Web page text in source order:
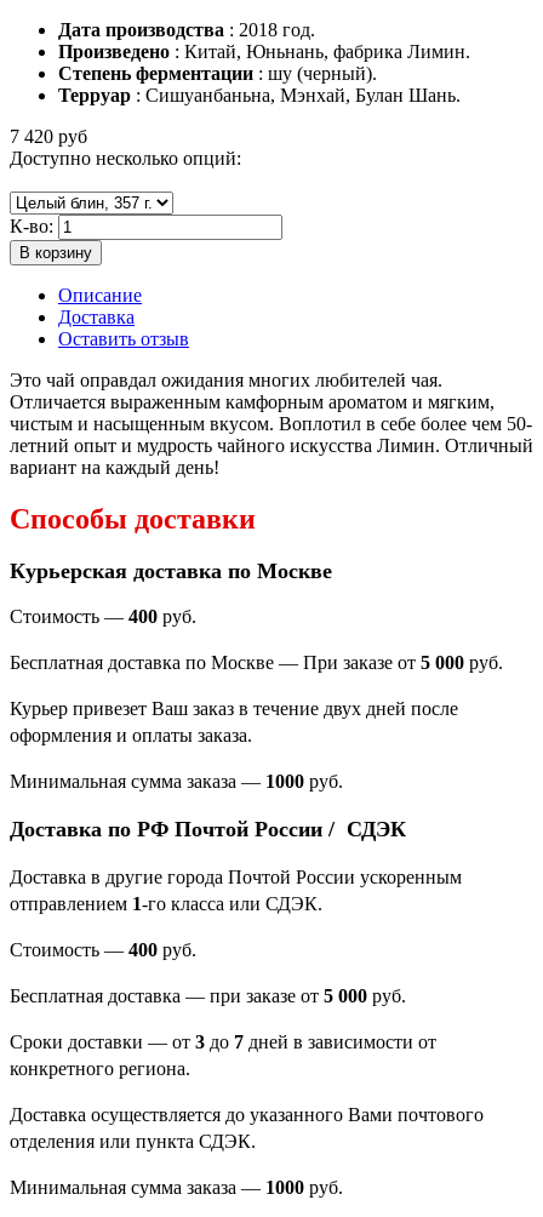
Дата производства : 2018 год.
Произведено : Китай, Юньнань, фабрика Лимин.
Степень ферментации : шу (черный).
Терруар : Сишуанбаньна, Мэнхай, Булан Шань.
7 420 руб
Доступно несколько опций:
К-во:
В корзину
Описание
Доставка
Оставить отзыв
Это чай оправдал ожидания многих любителей чая.
Отличается выраженным камфорным ароматом и мягким,
чистым и насыщенным вкусом. Воплотил в себе более чем 50-
летний опыт и мудрость чайного искусства Лимин. Отличный
вариант на каждый день!
Способы доставки
Курьерская доставка по Москве
Стоимость — 400 руб.
Бесплатная доставка по Москве — При заказе от 5 000 руб.
Курьер привезет Ваш заказ в течение двух дней после
оформления и оплаты заказа.
Минимальная сумма заказа — 1000 руб.
Доставка по РФ Почтой России / СДЭК
Доставка в другие города Почтой России ускоренным
отправлением 1-го класса или СДЭК.
Стоимость — 400 руб.
Бесплатная доставка — при заказе от 5 000 руб.
Сроки доставки — от 3 до 7 дней в зависимости от
конкретного региона.
Доставка осуществляется до указанного Вами почтового
отделения или пункта СДЭК.
Минимальная сумма заказа — 1000 руб.